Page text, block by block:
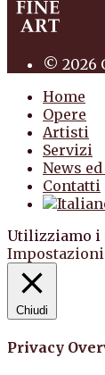
© 2026
Home
Opere
Artisti
Servizi
News
Contatti
Utilizziamo i
Impostazioni
Chiudi
Privacy